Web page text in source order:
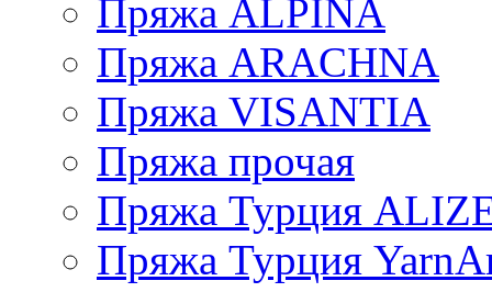
Пряжа ALPINA
Пряжа ARACHNA
Пряжа VISANTIA
Пряжа прочая
Пряжа Турция
Пряжа Турция